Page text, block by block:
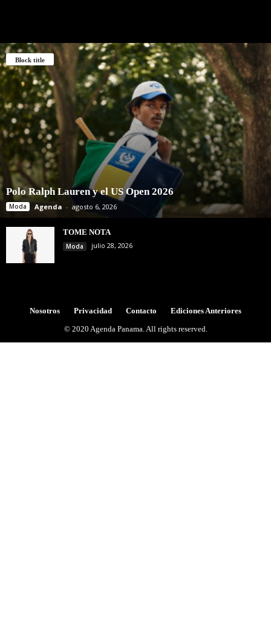
Block title
Polo Ralph Lauren y el US Open 2026
Moda Agenda - agosto 6, 2026
TOME NOTA
Moda julio 28, 2026
Nosotros Privacidad Contacto
Ediciones Anteriores
© 2020 Agenda Panama. All rights reserved.